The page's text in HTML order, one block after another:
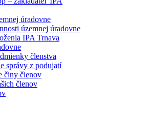
úradovne
územnej úradovne
IPA Trnava
členstva
správy z podujatí
činy členov
členov